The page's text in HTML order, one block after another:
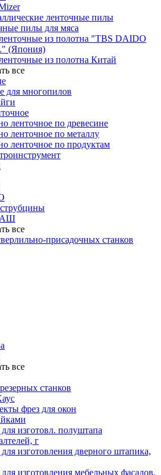
ленточные пилы
пилы для мяса
из полотна "TBS DAIDO
(Япония)
из полотна Китай
все
для многопилов
ленточное по древесине
ленточное по металлу
ленточное по продуктам
все
присадочных станков
все
станков
фрез для окон
изготовл. полуштапа
г
изготовления дверного штапика,
изготовления мебельных фасадов.